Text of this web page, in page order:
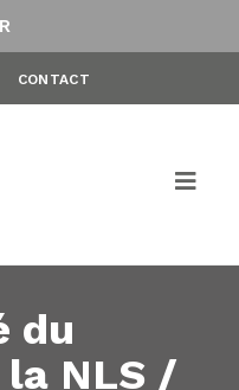
CONTACT
du
NLS /